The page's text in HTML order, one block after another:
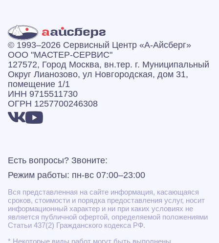
© 1993–2026 Сервисный Центр «А‑Айсберг»
ООО "МАСТЕР-СЕРВИС"
127572, Город Москва, вн.тер. г. Муниципальный
Округ Лианозово, ул Новгородская, дом 31,
помещение 1/1
ИНН 9715511730
ОГРН 1257700246308
Есть вопросы? Звоните:
Режим работы: пн-вс 07:00–23:00
Вся представленная на сайте информация, касающаяся
сроков, стоимости и порядка предоставления услуг, носит
информационный характер и ни при каких условиях не
является публичной офертой, определяемой положениями
Статьи 437(2) Гражданского кодекса РФ.
* Некоторые виды работ могут быть выполнены